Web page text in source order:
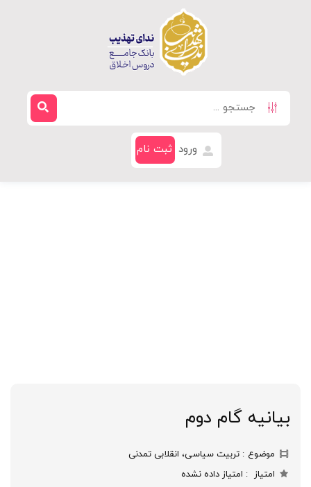
ورود ثبت نام
بیانیه گام دوم
موضوع
تربیت سیاسی، انقلابی تمدنی
امتیاز
امتیاز داده نشده